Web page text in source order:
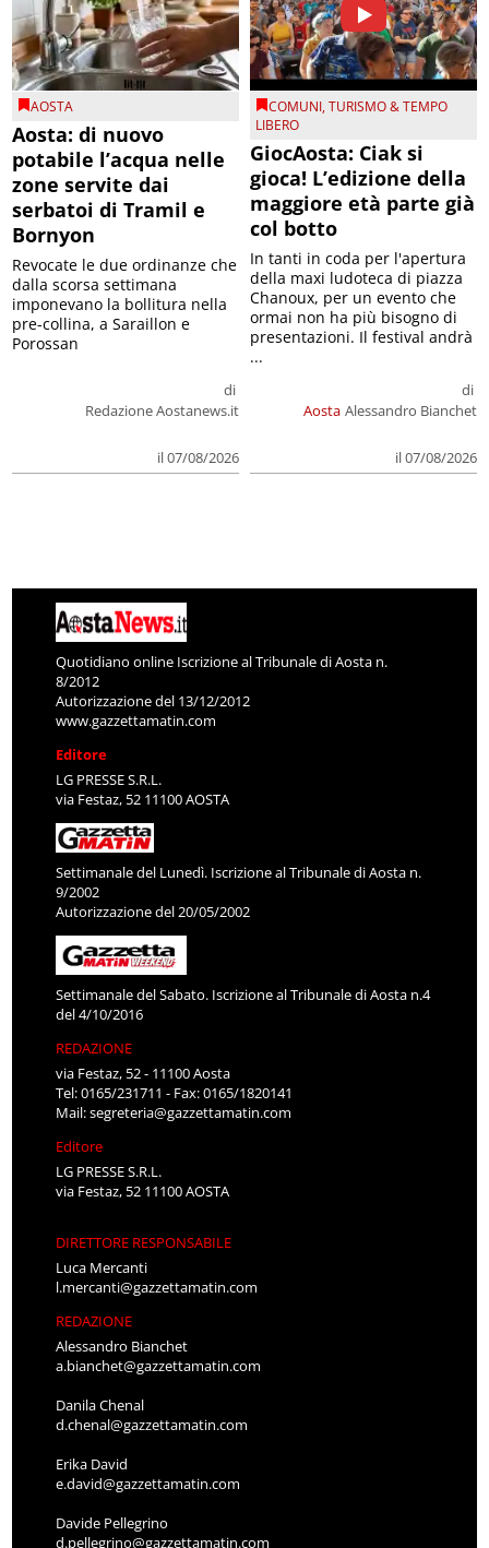
AOSTA
Aosta: di nuovo
potabile l’acqua nelle
zone servite dai
serbatoi di Tramil e
Bornyon
di
Redazione Aostanews.it
il 07/08/2026
Revocate le due ordinanze che
dalla scorsa settimana
imponevano la bollitura nella
pre-collina, a Saraillon e
Porossan
COMUNI,TURISMO & TEMPO
LIBERO
GiocAosta: Ciak si
gioca! L’edizione della
maggiore età parte già
col botto
Aosta
di
Alessandro Bianchet
il 07/08/2026
In tanti in coda per l'apertura
della maxi ludoteca di piazza
Chanoux, per un evento che
ormai non ha più bisogno di
presentazioni. Il festival andrà
...
Quotidiano online Iscrizione al Tribunale di Aosta n.
8/2012
Autorizzazione del 13/12/2012
www.gazzettamatin.com
Editore
LG PRESSE S.R.L.
via Festaz, 52 11100 AOSTA
Settimanale del Lunedì. Iscrizione al Tribunale di Aosta n.
9/2002
Autorizzazione del 20/05/2002
Settimanale del Sabato. Iscrizione al Tribunale di Aosta n.4
del 4/10/2016
REDAZIONE
via Festaz, 52 - 11100 Aosta
Tel: 0165/231711 - Fax: 0165/1820141
Mail:segreteria@gazzettamatin.com
Editore
LG PRESSE S.R.L.
via Festaz, 52 11100 AOSTA
DIRETTORE RESPONSABILE
Luca Mercanti
l.mercanti@gazzettamatin.com
REDAZIONE
Alessandro Bianchet
a.bianchet@gazzettamatin.com
Danila Chenal
d.chenal@gazzettamatin.com
Erika David
e.david@gazzettamatin.com
Davide Pellegrino
d.pellegrino@gazzettamatin.com